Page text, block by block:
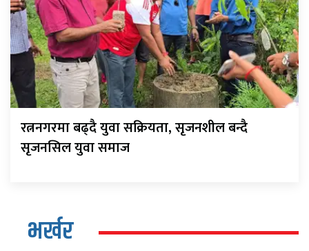
रत्ननगरमा बढ्दै युवा सक्रियता, सृजनशील बन्दै
सृजनसिल युवा समाज
भर्खर